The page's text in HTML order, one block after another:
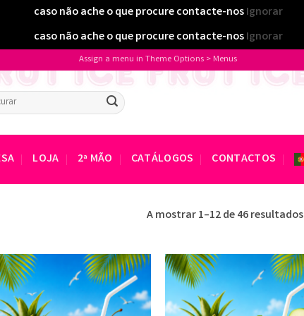
caso não ache o que procure contacte-nosIgnorar
caso não ache o que procure contacte-nosIgnorar
Assign a menu in Theme Options > Menus
LOJA 2ª MÃO CATÁLOGOS CONTACTOS
A mostrar 1–12 de 46 resultados